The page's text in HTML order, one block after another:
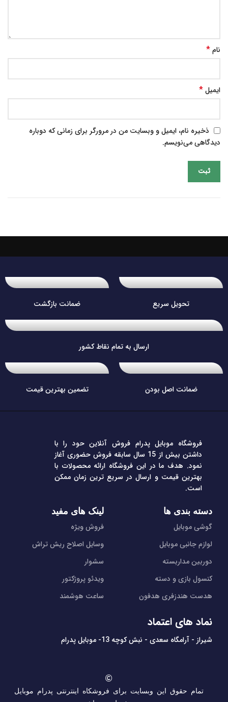
نام*
ایمیل*
ذخیره نام، ایمیل و وبسایت من در مرورگر برای زمانی که دوباره
دیدگاهی می‌نویسم.
تحویل سریع ضمانت بازگشت
ارسال به تمام نقاط کشور
ضمانت اصل بودن تضمین بهترین قیمت
فروشگاه موبایل پدرام فروش آنلاین حود را با
داشتن بیش از 15 سال سابقه فروش حضوری آغاز
نمود. هدف ما در این فروشگاه ارائه محصولات با
بهترین قیمت و ارسال در سریع ترین زمان ممکن
است.
دسته بندی ها
گوشی موبایل
لوازم جانبی موبایل
دوربین مداربسته
کنسول بازی و دسته
هدست هندزفری هدفون
لینک های مفید
فروش ویژه
وسایل اصلاح ریش تراش
سشوار
ویدئو پروژکتور
ساعت هوشمند
نماد های اعتماد
شیراز - آرامگاه سعدی - نبش کوچه 13- موبایل پدرام
تمام حقوق این وبسایت برای فروشکاه اینترنتی پدرام موبایل